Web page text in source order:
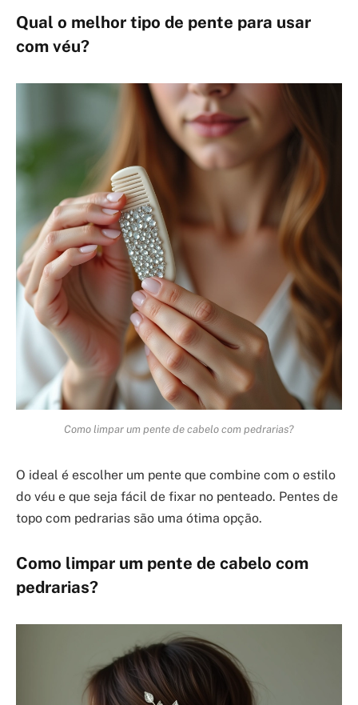
Qual o melhor tipo de pente para usar
com véu?
Como limpar um pente de cabelo com pedrarias?
O ideal é escolher um pente que combine com o estilo
do véu e que seja fácil de fixar no penteado. Pentes de
topo com pedrarias são uma ótima opção.
Como limpar um pente de cabelo com
pedrarias?